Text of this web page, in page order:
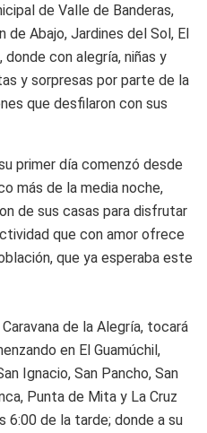
de Valle de Banderas,
de Abajo, Jardines del Sol, El
con alegría, niñas y
y sorpresas por parte de la
que desfilaron con sus
primer día comenzó desde
más de la media noche,
de sus casas para disfrutar
que con amor ofrece
que ya esperaba este
de la Alegría, tocará
en El Guamúchil,
Ignacio, San Pancho, San
Punta de Mita y La Cruz
6:00 de la tarde; donde a su